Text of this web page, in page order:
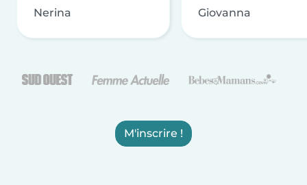
Nerina Giovanna
M'inscrire !